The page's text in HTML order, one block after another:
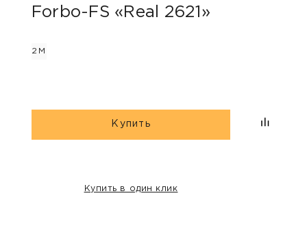
Forbo-FS «Real 2621»
2М
Купить
Купить в один клик